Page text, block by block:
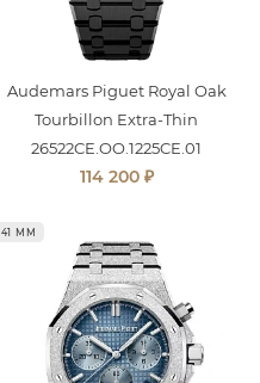
Audemars Piguet Royal Oak
Tourbillon Extra-Thin
26522CE.OO.1225CE.01
114 200 ₽
41 ММ